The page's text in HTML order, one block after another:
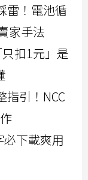
雷！電池循
家手法
扣1元」是
引！NCC
必下載爽用